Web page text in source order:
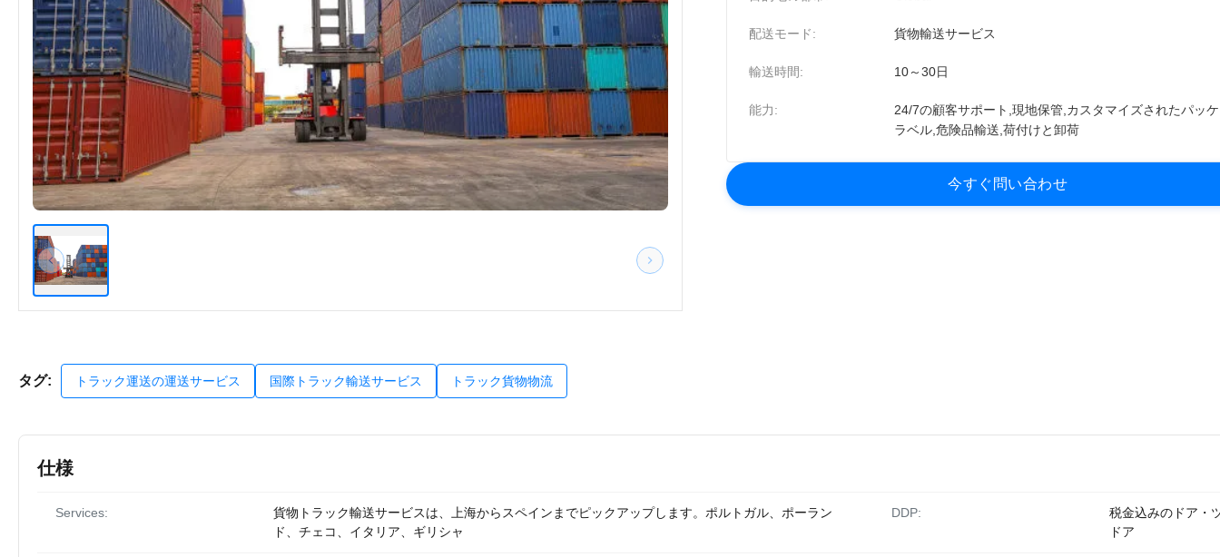
配送モード: 貨物輸送サービス
輸送時間: 10～30日
能力:
24/7の顧客サポート,現地保管,カスタマイズされたパッ
ラベル,危険品輸送,荷付けと卸荷
今す ぐ 問い合わせ
タグ: トラック運送の運送サービス 国際トラック輸送サービス トラック貨物物流
仕様
Services:
貨物トラック輸送サービスは、上海からスペインまでピックアップします。ポルトガル、ポーラン
ド、チェコ、イタリア、ギリシャ
DDP:
税金込みのドア・
ドア